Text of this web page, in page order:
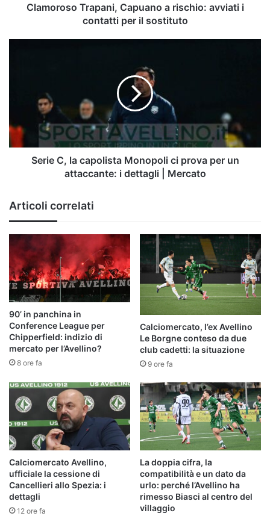
Clamoroso Trapani, Capuano a rischio: avviati i
contatti per il sostituto
per
un
attaccante:
Mercato
Serie C, la capolista Monopoli ci prova per un
attaccante: i dettagli | Mercato
Articoli correlati
90’ in panchina in
Conference League per
Chipperfield: indizio di
mercato per l’Avellino?
8 ore fa
Calciomercato, l’ex Avellino
Le Borgne conteso da due
club cadetti: la situazione
9 ore fa
Calciomercato Avellino,
ufficiale la cessione di
Cancellieri allo Spezia: i
dettagli
12 ore fa
La doppia cifra, la
compatibilità e un dato da
urlo: perché l’Avellino ha
rimesso Biasci al centro del
villaggio